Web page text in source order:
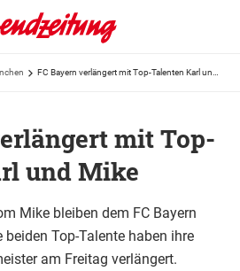
mit Top-
und Mike
Mike bleiben dem FC Bayern
Top-Talente haben ihre
am Freitag verlängert.